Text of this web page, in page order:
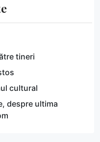
tineri
cultural
despre ultima